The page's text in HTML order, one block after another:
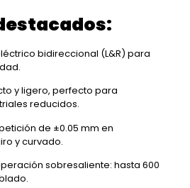
bidireccional (L&R) para
y ligero, perfecto para
reducidos.
de ±0.05 mm en
y curvado.
sobresaliente: hasta 600